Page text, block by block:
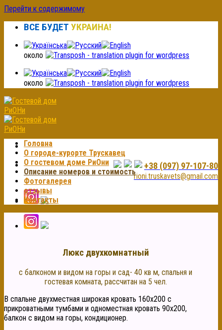
Перейти к содержимому
ВСЕ БУДЕТ УКРАИНА!
около
около
+38 (097) 97-107-80
rioni.truskavets@gmail.com
Головна
О городе-курорте Трускавец
О гостевом доме РиОни
Описание номеров и стоимость
Фотогалерея
отзывы
Контакты
Люкс двухкомнатный
с балконом и видом на горы и сад- 40 кв м, спальня и
гостевая комната, рассчитан на 5 чел.
В спальне двухместная широкая кровать 160х200 с
прикроватными тумбами и одноместная кровать 90х200,
балкон с видом на горы, кондиционер.